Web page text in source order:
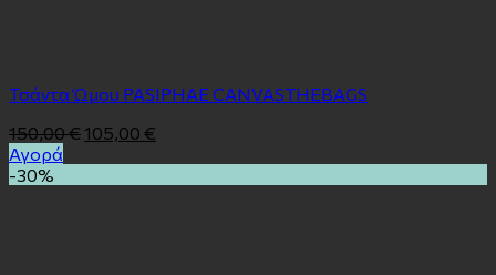
Τσάντα Ώμου PASIPHAE CANVASTHEBAGS
150,00€ 105,00 €
Αγορά
-30%